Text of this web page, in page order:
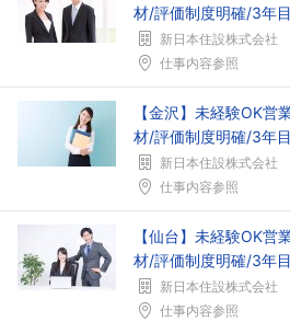
こちらの企業もフォロー
材/評価制度明確/3年
新日本住設株式会社
仕事内容参照
【金沢】未経験OK営
材/評価制度明確/3年
新日本住設株式会社
仕事内容参照
【仙台】未経験OK営
材/評価制度明確/3年
新日本住設株式会社
仕事内容参照